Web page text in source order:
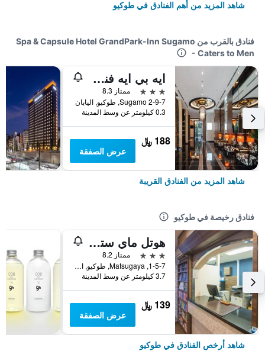
شاهد المزيد من أهم الفنادق في طوكيو
فنادق بالقرب من Spa & Capsule Hotel GrandPark-Inn Sugamo
- Caters to Men
ايه بي ايه فندق سونامو إيكيمي
3 نجوم
ممتاز 8.3
2-9-7 Sugamo, طوكيو, اليابان
0.3 كيلومتر عن وسط المدينة
188 ﷼
عرض الصفقة
شاهد المزيد من الفنادق القريبة
فنادق رخيصة في طوكيو
هوتل ماي ستايز أوينو إناريتشو
3 نجوم
ممتاز 8.2
1-5-7, Matsugaya, طوكيو, اليابان
3.7 كيلومتر عن وسط المدينة
139 ﷼
عرض الصفقة
شاهد أرخص الفنادق في طوكيو